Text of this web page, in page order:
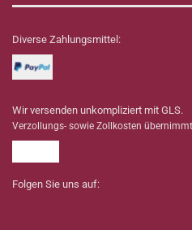
Diverse Zahlungsmittel:
Wir versenden unkompliziert mit GLS.
Verzollungs- sowie Zollkosten
Folgen Sie uns auf: